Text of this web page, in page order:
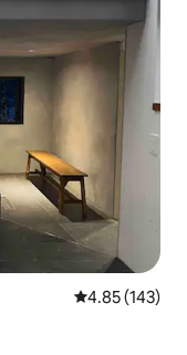
レビュー143
4.85 (143)